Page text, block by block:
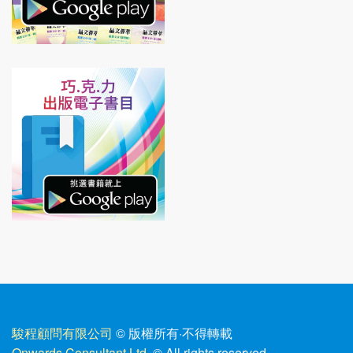
駿程顧問有限公司 © 版權所有·不得轉載